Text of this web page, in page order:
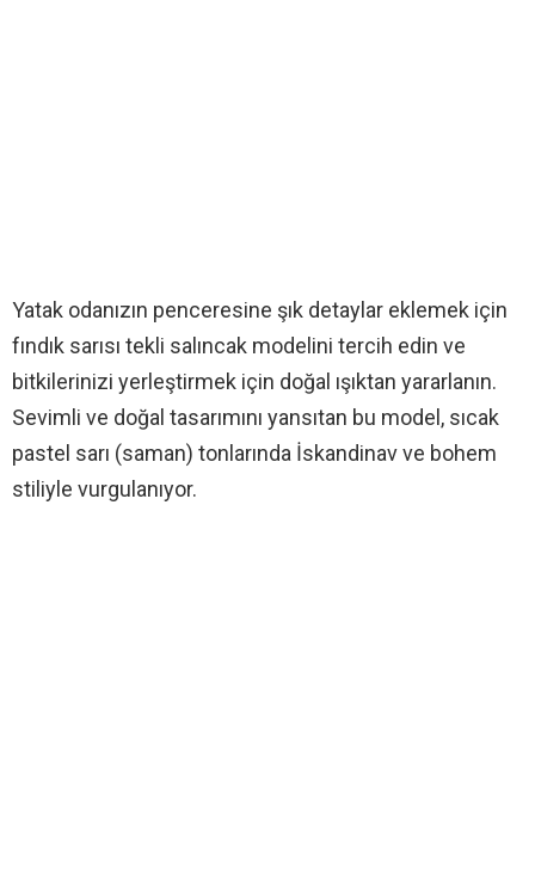
Yatak odanızın penceresine şık detaylar eklemek için
fındık sarısı tekli salıncak modelini tercih edin ve
bitkilerinizi yerleştirmek için doğal ışıktan yararlanın.
Sevimli ve doğal tasarımını yansıtan bu model, sıcak
pastel sarı (saman) tonlarında İskandinav ve bohem
stiliyle vurgulanıyor.